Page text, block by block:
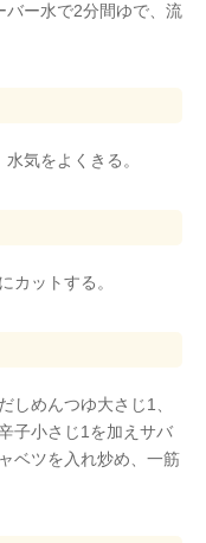
バー水で2分間ゆで、流
気をよくきる。
カットする。
しめんつゆ大さじ1、
子小さじ1を加えサバ
ベツを入れ炒め、一筋